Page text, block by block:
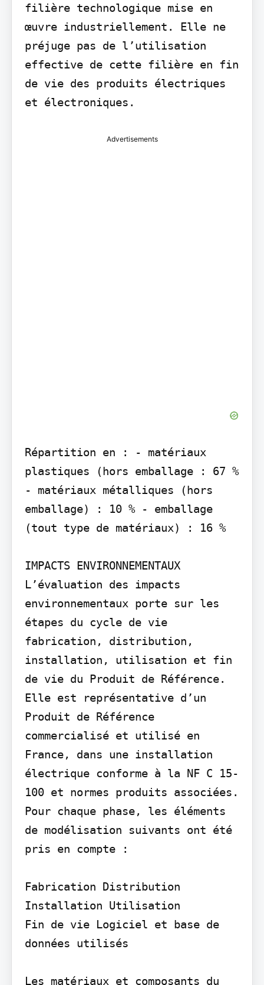
filière technologique mise en
œuvre industriellement. Elle ne
préjuge pas de l’utilisation
effective de cette filière en fin
de vie des produits électriques
et électroniques.
Advertisements
Répartition en : - matériaux
plastiques (hors emballage : 67 %
- matériaux métalliques (hors
emballage) : 10 % - emballage
(tout type de matériaux) : 16 %
IMPACTS ENVIRONNEMENTAUX
L’évaluation des impacts
environnementaux porte sur les
étapes du cycle de vie
fabrication, distribution,
installation, utilisation et fin
de vie du Produit de Référence.
Elle est représentative d’un
Produit de Référence
commercialisé et utilisé en
France, dans une installation
électrique conforme à la NF C 15-
100 et normes produits associées.
Pour chaque phase, les éléments
de modélisation suivants ont été
pris en compte :
Fabrication Distribution
Installation Utilisation
Fin de vie Logiciel et base de
données utilisés
Les matériaux et composants du